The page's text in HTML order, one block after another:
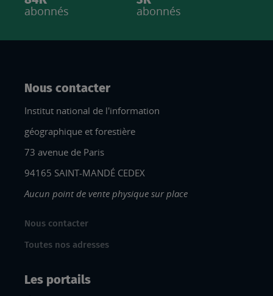
abonnés abonnés
Nous contacter
Institut national de l'information
géographique et forestière
73 avenue de Paris
94165 SAINT-MANDÉ CEDEX
Aucun point de vente physique sur place
Nous contacter
Toutes nos adresses
Les portails